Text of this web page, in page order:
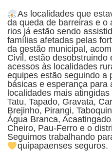
As localidades que
da queda de barreiras e o
rios já estão sendo
famílias afetadas pelas
da gestão municipal,
Civil, estão desobstruindo
acessos às localidades
equipes estão seguindo a
básicas e esperança para
localidades mais
Tatu, Tapado, Gravata,
Brejinho, Pirangi,
Água Branca,
Cheiro, Pau-Ferro e o
Seguimos trabalhando
quipapaenses seguros.